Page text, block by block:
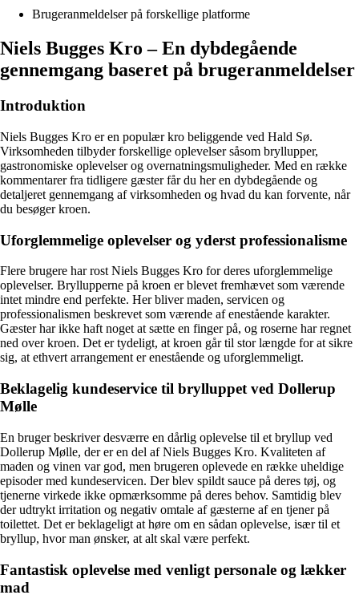
Brugeranmeldelser på forskellige platforme
Niels Bugges Kro – En dybdegående
gennemgang baseret på brugeranmeldelser
Introduktion
Niels Bugges Kro er en populær kro beliggende ved Hald Sø.
Virksomheden tilbyder forskellige oplevelser såsom bryllupper,
gastronomiske oplevelser og overnatningsmuligheder. Med en række
kommentarer fra tidligere gæster får du her en dybdegående og
detaljeret gennemgang af virksomheden og hvad du kan forvente, når
du besøger kroen.
Uforglemmelige oplevelser og yderst professionalisme
Flere brugere har rost Niels Bugges Kro for deres uforglemmelige
oplevelser. Bryllupperne på kroen er blevet fremhævet som værende
intet mindre end perfekte. Her bliver maden, servicen og
professionalismen beskrevet som værende af enestående karakter.
Gæster har ikke haft noget at sætte en finger på, og roserne har regnet
ned over kroen. Det er tydeligt, at kroen går til stor længde for at sikre
sig, at ethvert arrangement er enestående og uforglemmeligt.
Beklagelig kundeservice til brylluppet ved Dollerup
Mølle
En bruger beskriver desværre en dårlig oplevelse til et bryllup ved
Dollerup Mølle, der er en del af Niels Bugges Kro. Kvaliteten af
maden og vinen var god, men brugeren oplevede en række uheldige
episoder med kundeservicen. Der blev spildt sauce på deres tøj, og
tjenerne virkede ikke opmærksomme på deres behov. Samtidig blev
der udtrykt irritation og negativ omtale af gæsterne af en tjener på
toilettet. Det er beklageligt at høre om en sådan oplevelse, især til et
bryllup, hvor man ønsker, at alt skal være perfekt.
Fantastisk oplevelse med venligt personale og lækker
mad